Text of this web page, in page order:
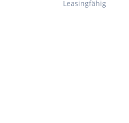
Leasingfähig